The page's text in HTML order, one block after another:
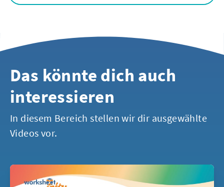
Das könnte dich auch
interessieren
In diesem Bereich stellen wir dir ausgewählte
Videos vor.